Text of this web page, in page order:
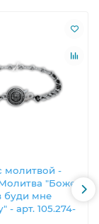
молитвой -
"Боже,
буди мне
- арт. 105.274-